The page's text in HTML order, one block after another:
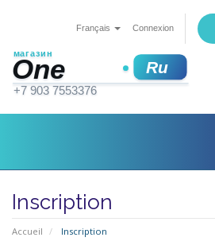
Français Connexion
Inscription
Accueil Inscription